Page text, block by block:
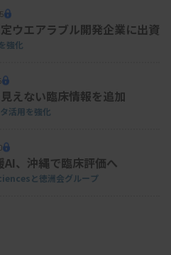
ウエアラブル開発企業に出資
強化
えない臨床情報を追加
活用を強化
、沖縄で臨床評価へ
と徳洲会グループ